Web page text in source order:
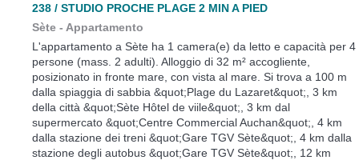
238 / STUDIO PROCHE PLAGE 2 MIN A PIED
Sète - Appartamento
L'appartamento a Sète ha 1 camera(e) da letto e capacità per 4
persone (mass. 2 adulti). Alloggio di 32 m² accogliente,
posizionato in fronte mare, con vista al mare. Si trova a 100 m
dalla spiaggia di sabbia &quot;Plage du Lazaret&quot;, 3 km
della città &quot;Sète Hôtel de viile&quot;, 3 km dal
supermercato &quot;Centre Commercial Auchan&quot;, 4 km
dalla stazione dei treni &quot;Gare TGV Sète&quot;, 4 km dalla
stazione degli autobus &quot;Gare TGV Sète&quot;, 12 km